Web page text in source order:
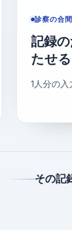
診察の合間
記録
たせる
1人分の
その記